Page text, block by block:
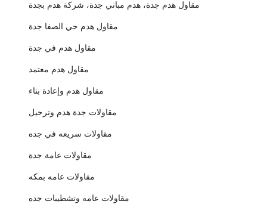
مقاول هدم جدة، هدم مباني جدة، شركة هدم بجدة
مقاول هدم حي الصفا جدة
مقاول هدم في جدة
مقاول هدم معتمد
مقاول هدم وإعادة بناء
مقاولات جدة هدم وترحيل
مقاولات سريعه في جده
مقاولات عامة جدة
مقاولات عامه بمكه
مقاولات عامه وتشطيبات جده